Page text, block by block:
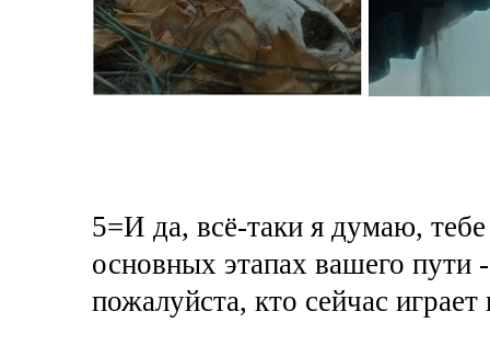
5=И да, всё-таки я думаю,
основных этапах вашего
пожалуйста, кто сейчас играет